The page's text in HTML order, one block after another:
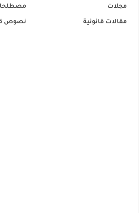
مجلات
مقالات قانونية نصوص